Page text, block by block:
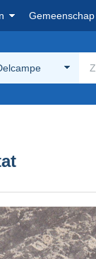
Gemeenschap